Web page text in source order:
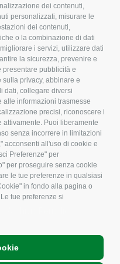
dei contenuti,
personalizzati, misurare le
dei contenuti,
o la combinazione di dati
i servizi, utilizzare dati
la sicurezza, prevenire e
presentare pubblicità e
privacy, abbinare e
dati, collegare diversi
informazioni trasmesse
precisi, riconoscere i
Puoi liberamente
senza incorrere in limitazioni
acconsenti all'uso di cookie e
Preferenze" per
per proseguire senza cookie
le tue preferenze in qualsiasi
in fondo alla pagina o
tue preferenze si
Lavoro
Ambiente
Associazione
ATTIVA
Notizie in evidenza
Eventi
Comunicati Stampa
Video
Iscrizione Newsletter
Newsletter